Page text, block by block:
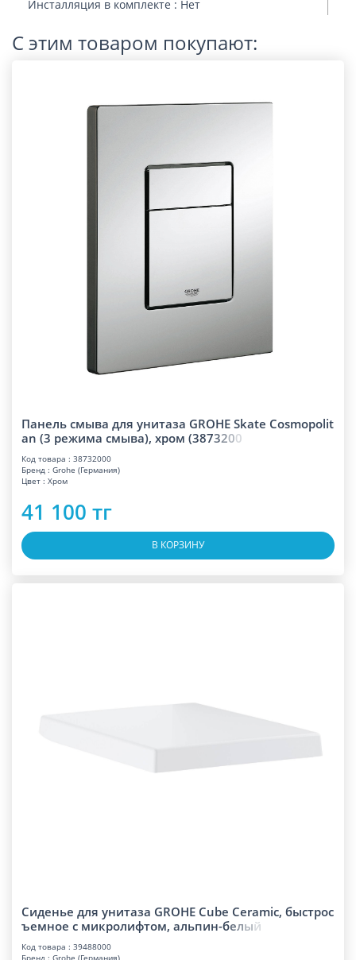
Инсталляция в комплекте : Нет
С этим товаром покупают:
Панель смыва для унитаза GROHE Skate Cosmopolit
an (3 режима смыва), хром (3873200
Код товара : 38732000
Бренд : Grohe (Германия)
Цвет : Хром
41 100 тг
В КОРЗИНУ
Сиденье для унитаза GROHE Cube Ceramic, быстрос
ъемное с микролифтом, альпин-белый
Код товара : 39488000
Бренд : Grohe (Германия)